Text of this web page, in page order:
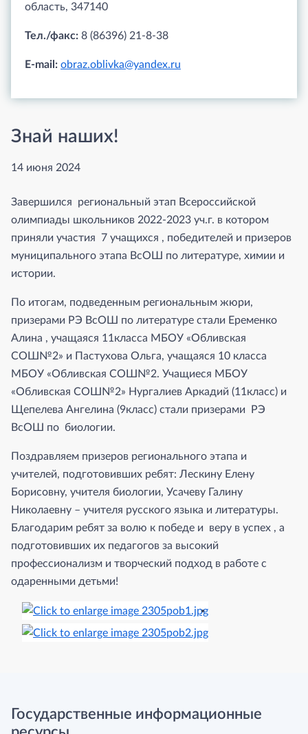
область, 347140
Тел./факс: 8 (86396) 21-8-38
E-mail: obraz.oblivka@yandex.ru
Знай наших!
14 июня 2024
Завершился региональный этап Всероссийской
олимпиады школьников 2022-2023 уч.г. в котором
приняли участия 7 учащихся , победителей и призеров
муниципального этапа ВсОШ по литературе, химии и
истории.
По итогам, подведенным региональным жюри,
призерами РЭ ВсОШ по литературе стали Еременко
Алина , учащаяся 11класса МБОУ «Обливская
СОШ№2» и Пастухова Ольга, учащаяся 10 класса
МБОУ «Обливская СОШ№2. Учащиеся МБОУ
«Обливская СОШ№2» Нургалиев Аркадий (11класс) и
Щепелева Ангелина (9класс) стали призерами РЭ
ВсОШ по биологии.
Поздравляем призеров регионального этапа и
учителей, подготовивших ребят: Лескину Елену
Борисовну, учителя биологии, Усачеву Галину
Николаевну – учителя русского языка и литературы.
Благодарим ребят за волю к победе и веру в успех , а
подготовивших их педагогов за высокий
профессионализм и творческий подход в работе с
одаренными детьми!
Государственные информационные